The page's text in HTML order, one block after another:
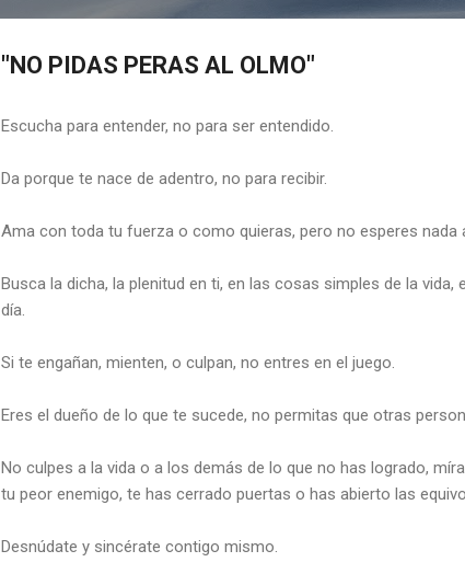
"NO PIDAS PERAS AL OLMO"
Escucha para entender, no para ser entendido.
Da porque te nace de adentro, no para recibir.
Ama con toda tu fuerza o como quieras, pero no esperes nada
Busca la dicha, la plenitud en ti, en las cosas simples de la vida,
día.
Si te engañan, mienten, o culpan, no entres en el juego.
Eres el dueño de lo que te sucede, no permitas que otras
No culpes a la vida o a los demás de lo que no has logrado,
tu peor enemigo, te has cerrado puertas o has abierto las
Desnúdate y sincérate contigo mismo.